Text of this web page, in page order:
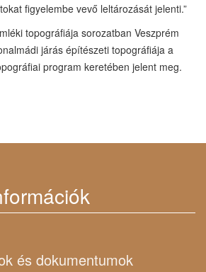
figyelembe vevő leltározását jelenti.”
topográfiája sorozatban Veszprém
járás építészeti topográfiája a
program keretében jelent meg.
és dokumentumok